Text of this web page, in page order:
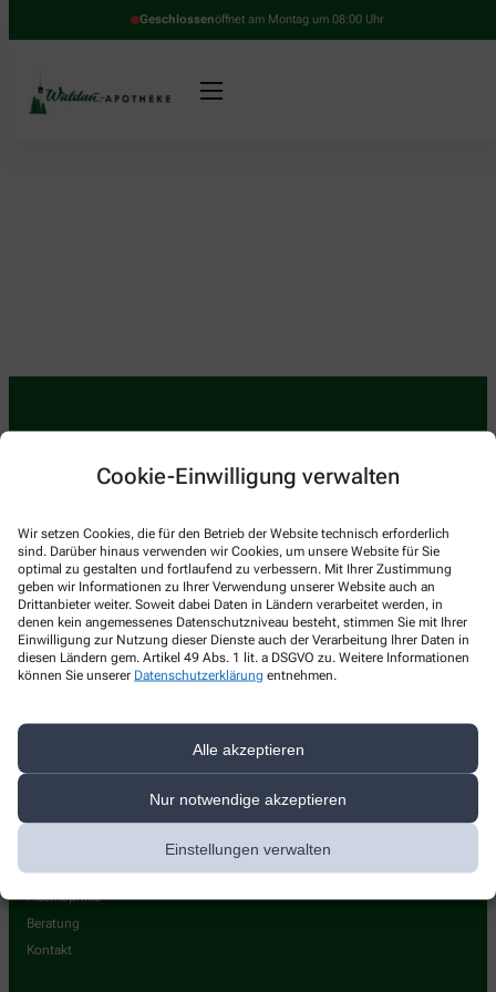
Cookie-Einwilligung verwalten
Wir setzen Cookies, die für den Betrieb der Website technisch erforderlich
sind. Darüber hinaus verwenden wir Cookies, um unsere Website für Sie
optimal zu gestalten und fortlaufend zu verbessern. Mit Ihrer Zustimmung
geben wir Informationen zu Ihrer Verwendung unserer Website auch an
Drittanbieter weiter. Soweit dabei Daten in Ländern verarbeitet werden, in
denen kein angemessenes Datenschutzniveau besteht, stimmen Sie mit Ihrer
Einwilligung zur Nutzung dieser Dienste auch der Verarbeitung Ihrer Daten in
diesen Ländern gem. Artikel 49 Abs. 1 lit. a DSGVO zu. Weitere Informationen
können Sie unserer Datenschutzerklärung entnehmen.
Alle akzeptieren
Nur notwendige akzeptieren
Einstellungen verwalten
Geschlossenöffnet am Montag um 08:00 Uhr
Epplestrasse 3 ,70597 Stuttgart
+49-711760624
+49-7117657913
info@waldau-apotheke.de
Same-Day-Lieferung
Haemophilie
Beratung
Kontakt